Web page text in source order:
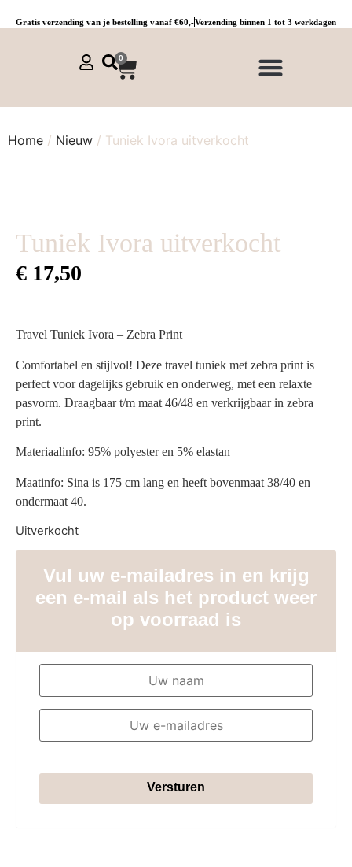
Gratis verzending van je bestelling vanaf €60,-Verzending binnen 1 tot 3 werkdagen
0
Home / Nieuw / Tuniek Ivora uitverkocht
Tuniek Ivora uitverkocht
€ 17,50
Travel Tuniek Ivora – Zebra Print
Comfortabel en stijlvol! Deze travel tuniek met zebra print is
perfect voor dagelijks gebruik en onderweg, met een relaxte
pasvorm. Draagbaar t/m maat 46/48 en verkrijgbaar in zebra
print.
Materiaalinfo: 95% polyester en 5% elastan
Maatinfo: Sina is 175 cm lang en heeft bovenmaat 38/40 en
ondermaat 40.
Uitverkocht
Vul uw e-mailadres in en krijg
een e-mail als het product weer
op voorraad is
Versturen